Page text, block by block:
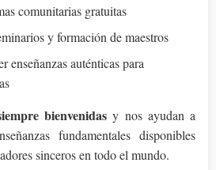
comunitarias gratuitas
y formación de maestros
enseñanzas auténticas para
bienvenidas y nos ayudan a
fundamentales disponibles
sinceros en todo el mundo.